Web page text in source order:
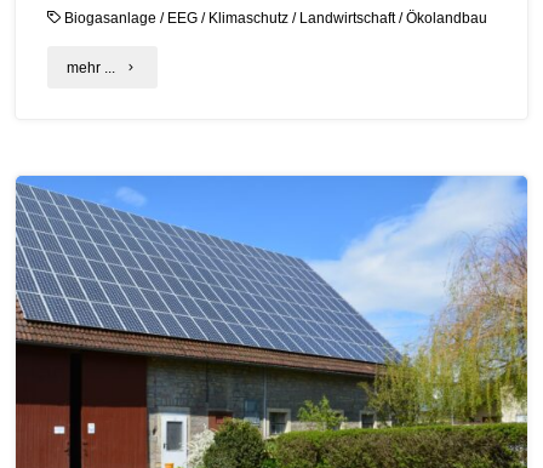
Biogasanlage / EEG / Klimaschutz / Landwirtschaft/Ökolandbau
mehr ... "C.A.R.M.E.N.
im
Ökolandbau
–
Dein
zur
Umsetzung"